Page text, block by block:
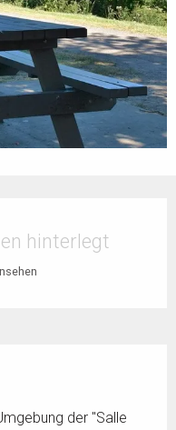
hinterlegt
der "Salle